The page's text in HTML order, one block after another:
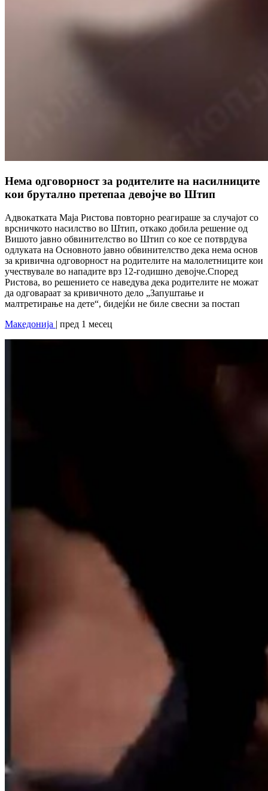
Нема одговорност за родителите на насилниците
кои брутално претепаа девојче во Штип
Адвокатката Маја Ристова повторно реагираше за случајот со
врсничкото насилство во Штип, откако добила решение од
Вишото јавно обвинителство во Штип со кое се потврдува
одлуката на Основното јавно обвинителство дека нема основ
за кривична одговорност на родителите на малолетниците кои
учествувале во нападите врз 12-годишно девојче.Според
Ристова, во решението се наведува дека родителите не можат
да одговараат за кривичното дело „Запуштање и
малтретирање на дете“, бидејќи не биле свесни за постап
Македонија | пред 1 месец